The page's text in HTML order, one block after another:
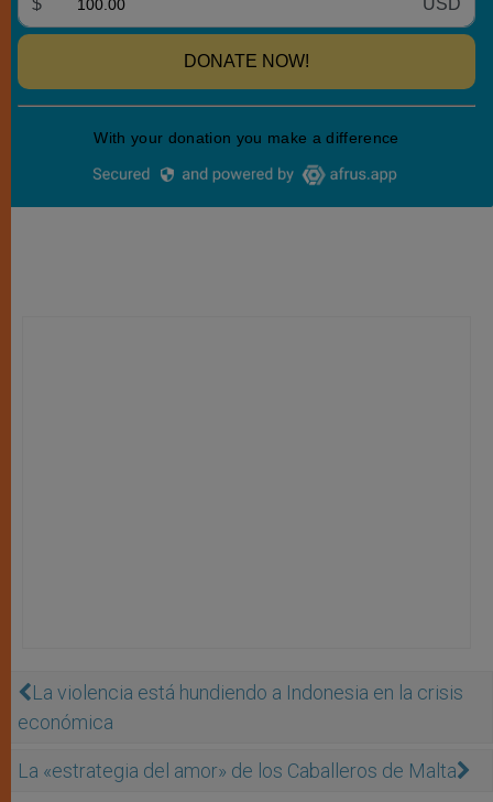
La violencia está hundiendo a Indonesia en la crisis
económica
La «estrategia del amor» de los Caballeros de Malta